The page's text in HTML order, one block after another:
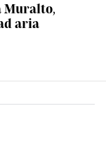
Muralto,
aria